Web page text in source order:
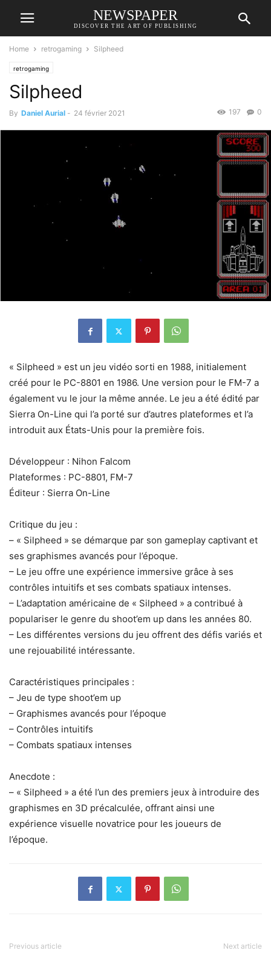
NEWSPAPER
DISCOVER THE ART OF PUBLISHING
Home retrogaming Silpheed
retrogaming
Silpheed
By Daniel Aurial - 24 février 2021 0
197
« Silpheed » est un jeu vidéo sorti en 1988, initialement
créé pour le PC-8801 en 1986. Une version pour le FM-7 a
également vu le jour la même année. Le jeu a été édité par
Sierra On-Line qui l’a porté sur d’autres plateformes et l’a
introduit aux États-Unis pour la première fois.
Développeur : Nihon Falcom
Plateformes : PC-8801, FM-7
Éditeur : Sierra On-Line
Critique du jeu :
– « Silpheed » se démarque par son gameplay captivant et
ses graphismes avancés pour l’époque.
– Le jeu offre une expérience immersive grâce à ses
contrôles intuitifs et ses combats spatiaux intenses.
– L’adaptation américaine de « Silpheed » a contribué à
populariser le genre du shoot’em up dans les années 80.
– Les différentes versions du jeu offrent des défis variés et
une rejouabilité intéressante.
Caractéristiques principales :
– Jeu de type shoot’em up
– Graphismes avancés pour l’époque
– Contrôles intuitifs
– Combats spatiaux intenses
Anecdote :
– « Silpheed » a été l’un des premiers jeux à introduire des
graphismes en 3D précalculée, offrant ainsi une
expérience visuelle novatrice pour les joueurs de
l’époque.
Previous article Next article